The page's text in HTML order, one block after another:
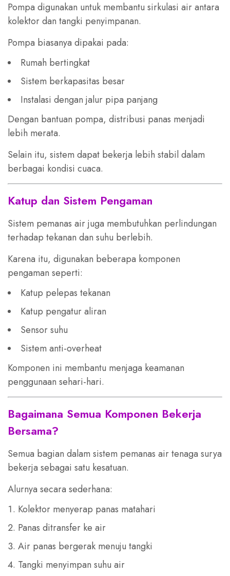
Pompa digunakan untuk membantu sirkulasi air antara
kolektor dan tangki penyimpanan.
Pompa biasanya dipakai pada:
Rumah bertingkat
Sistem berkapasitas besar
Instalasi dengan jalur pipa panjang
Dengan bantuan pompa, distribusi panas menjadi
lebih merata.
Selain itu, sistem dapat bekerja lebih stabil dalam
berbagai kondisi cuaca.
Katup dan Sistem Pengaman
Sistem pemanas air juga membutuhkan perlindungan
terhadap tekanan dan suhu berlebih.
Karena itu, digunakan beberapa komponen
pengaman seperti:
Katup pelepas tekanan
Katup pengatur aliran
Sensor suhu
Sistem anti-overheat
Komponen ini membantu menjaga keamanan
penggunaan sehari-hari.
Bagaimana Semua Komponen Bekerja
Bersama?
Semua bagian dalam sistem pemanas air tenaga surya
bekerja sebagai satu kesatuan.
Alurnya secara sederhana:
Kolektor menyerap panas matahari
Panas ditransfer ke air
Air panas bergerak menuju tangki
Tangki menyimpan suhu air